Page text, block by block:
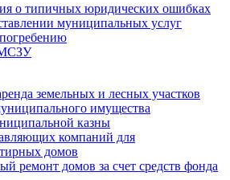
о типичных юридических ошибках
муниципальных услуг
земельных и лесных участков
имущества
казны
компаний для
домов
ремонт домов за счет средств фонда